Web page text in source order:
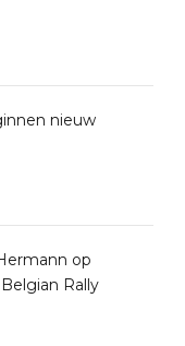
nieuw
op
Rally